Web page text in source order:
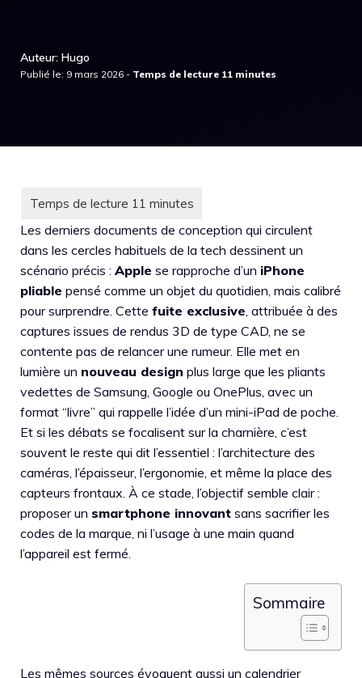
Auteur: Hugo
Publié le: 9 mars 2026 -
Les derniers documents de conception qui circulent
dans les cercles habituels de la tech dessinent un
scénario précis : Apple se rapproche d’un iPhone
pliable pensé comme un objet du quotidien, mais calibré
pour surprendre. Cette fuite exclusive, attribuée à des
captures issues de rendus 3D de type CAD, ne se
contente pas de relancer une rumeur. Elle met en
lumière un nouveau design plus large que les pliants
vedettes de Samsung, Google ou OnePlus, avec un
format “livre” qui rappelle l’idée d’un mini-iPad de poche.
Et si les débats se focalisent sur la charnière, c’est
souvent le reste qui dit l’essentiel : l’architecture des
caméras, l’épaisseur, l’ergonomie, et même la place des
capteurs frontaux. À ce stade, l’objectif semble clair :
proposer un smartphone innovant sans sacrifier les
codes de la marque, ni l’usage à une main quand
l’appareil est fermé.
Sommaire
Les mêmes sources évoquent aussi un calendrier